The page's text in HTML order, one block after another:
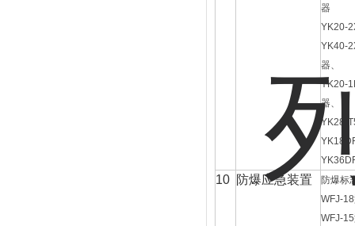
器
YK20-
YK40-
器、
YK20-
器、
YK28-
10 防爆应急装置
防爆标
WFJ-18
WFJ-15